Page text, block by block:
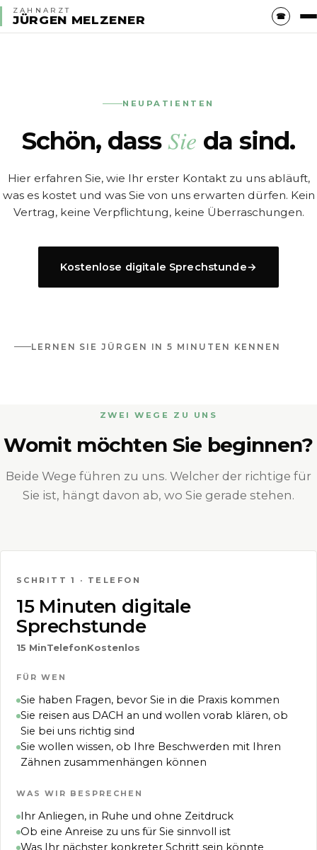
ZAHNARZT
JÜRGEN MELZENER ☎
NEUPATIENTEN
Schön, dassSie da sind.
Hier erfahren Sie, wie Ihr erster Kontakt zu uns abläuft,
was es kostet und was Sie von uns erwarten dürfen. Kein
Vertrag, keine Verpflichtung, keine Überraschungen.
Kostenlose digitale Sprechstunde→
LERNEN SIE JÜRGEN IN 5 MINUTEN KENNEN
ZWEI WEGE ZU UNS
Womit möchten Sie beginnen?
Beide Wege führen zu uns. Welcher der richtige für
Sie ist, hängt davon ab, wo Sie gerade stehen.
SCHRITT 1 · TELEFON
15 Minuten digitale
Sprechstunde
15 MinTelefonKostenlos
FÜR WEN
Sie haben Fragen, bevor Sie in die Praxis kommen
Sie reisen aus DACH an und wollen vorab klären, ob
Sie bei uns richtig sind
Sie wollen wissen, ob Ihre Beschwerden mit Ihren
Zähnen zusammenhängen können
WAS WIR BESPRECHEN
Ihr Anliegen, in Ruhe und ohne Zeitdruck
Ob eine Anreise zu uns für Sie sinnvoll ist
Was Ihr nächster konkreter Schritt sein könnte